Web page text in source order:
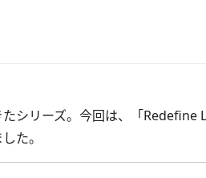
シリーズ。今回は、「Redefine
た。